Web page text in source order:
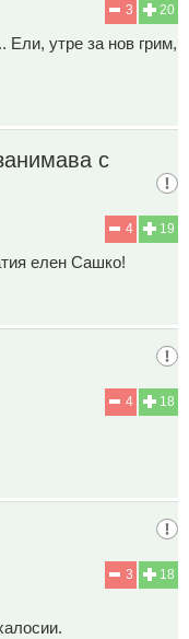
20
3
Ели, утре за нов грим,
с
19
4
елен Сашко!
18
4
18
3